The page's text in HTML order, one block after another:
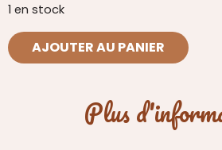
1 en stock
quantité
de
AJOUTER AU PANIER
Plus